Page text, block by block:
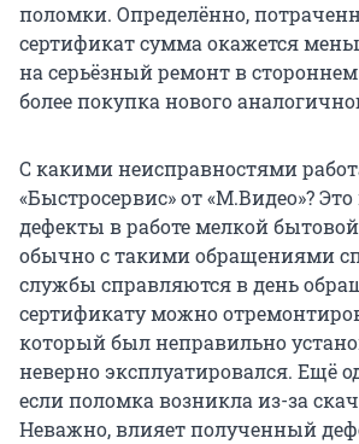
поломки. Определённо,
сертификат сумма окажется
на серьёзный ремонт в
более покупка нового
С какими неисправностями
«Быстросервис» от «М.Видео»?
дефекты в работе мелкой
обычно с такими обращениями
службы справляются в день
сертификату можно
который был неправильно
неверно эксплуатировался. Ещё
если поломка возникла из-за
Неважно, влияет полученный